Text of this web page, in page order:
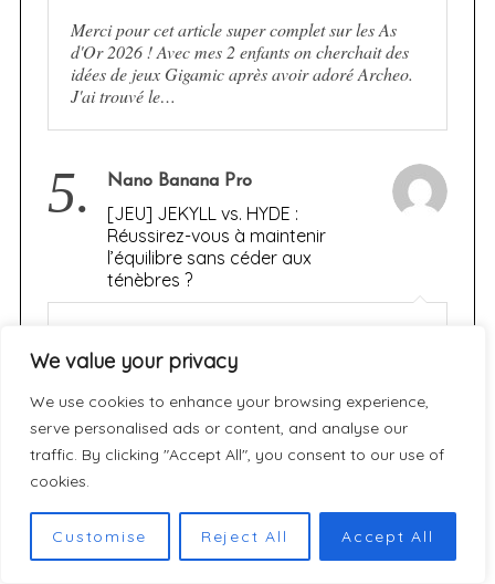
We value your privacy
We use cookies to enhance your browsing experience,
serve personalised ads or content, and analyse our
traffic. By clicking "Accept All", you consent to our use of
cookies.
Customise Reject All Accept All
Merci pour cet article super complet sur les As
d'Or 2026 ! Avec mes 2 enfants on cherchait des
idées de jeux Gigamic après avoir adoré Archeo.
J'ai trouvé le…
5. Nano Banana Pro
[JEU] JEKYLL vs. HYDE :
Réussirez-vous à maintenir
l’équilibre sans céder aux
ténèbres ?
strategy and Gothic drama! This tense balance
game challenges players to resist darkness while
managing resources. The moody art and
suspenseful…
ARCHIVES